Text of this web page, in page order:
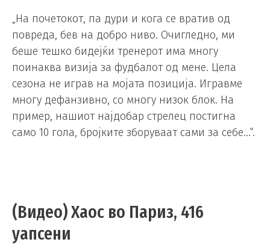
„На почетокот, па дури и кога се вратив од
повреда, бев на добро ниво. Очигледно, ми
беше тешко бидејќи тренерот има многу
поинаква визија за фудбалот од мене. Цела
сезона не играв на мојата позиција. Игравме
многу дефанзивно, со многу низок блок. На
пример, нашиот најдобар стрелец постигна
само 10 гола, бројките зборуваат сами за себе…“.
(Видео) Хаос во Париз, 416
уапсени